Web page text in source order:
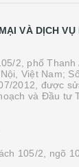
VÀ DỊCH VỤ
2, phố Thanh
Việt Nam;
2012, được
và Đầu tư
105/2, ngõ